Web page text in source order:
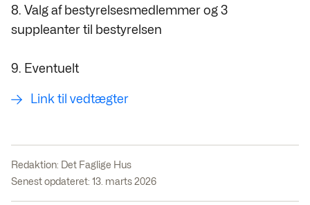
8. Valg af bestyrelsesmedlemmer og 3
suppleanter til bestyrelsen
9. Eventuelt
Link til vedtægter
Redaktion: Det Faglige Hus
Senest opdateret: 13. marts 2026